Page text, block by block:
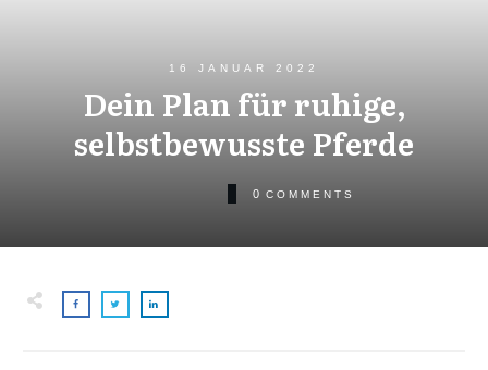
16 JANUAR 2022
Dein Plan für ruhige,
selbstbewusste Pferde
0 COMMENTS